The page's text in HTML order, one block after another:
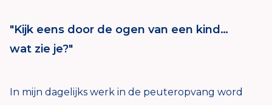
"Kijk eens door de ogen van een kind…
wat zie je?"
In mijn dagelijks werk in de peuteropvang word